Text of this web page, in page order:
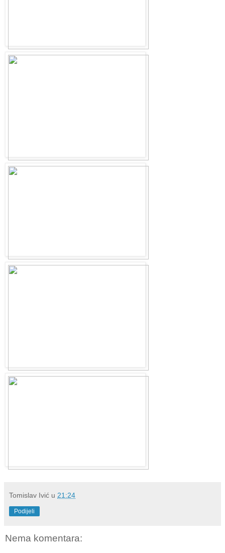
Tomislav Ivić u 21:24
Podijeli
Nema komentara: